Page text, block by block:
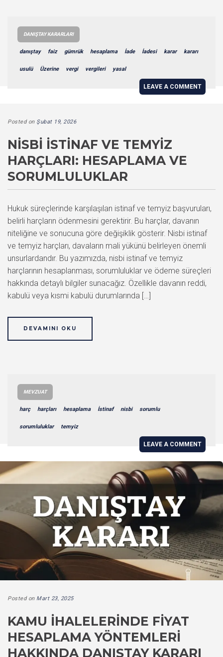
DANIŞTAY KARARLARI
danıştay faiz gümrük hesaplama İade İadesi karar kararı
usulü Üzerine vergi vergileri yasal
LEAVE A COMMENT
Posted on Şubat 19, 2026
NISBI İSTINAF VE TEMYIZ
HARÇLARI: HESAPLAMA VE
SORUMLULUKLAR
Hukuk süreçlerinde karşılaşılan istinaf ve temyiz başvuruları,
belirli harçların ödenmesini gerektirir. Bu harçlar, davanın
niteliğine ve sonucuna göre değişiklik gösterir. Nisbi istinaf
ve temyiz harçları, davaların mali yükünü belirleyen önemli
unsurlardandır. Bu yazımızda, nisbi istinaf ve temyiz
harçlarının hesaplanması, sorumluluklar ve ödeme süreçleri
hakkında detaylı bilgiler sunacağız. Özellikle davanın reddi,
kabulü veya kısmi kabulü durumlarında […]
DEVAMINI OKU
MEVZUAT
harç harçları hesaplama İstinaf nisbi sorumlu
sorumluluklar temyiz
LEAVE A COMMENT
Posted on Mart 23, 2025
KAMU İHALELERINDE FIYAT
HESAPLAMA YÖNTEMLERI
HAKKINDA DANIŞTAY KARARI